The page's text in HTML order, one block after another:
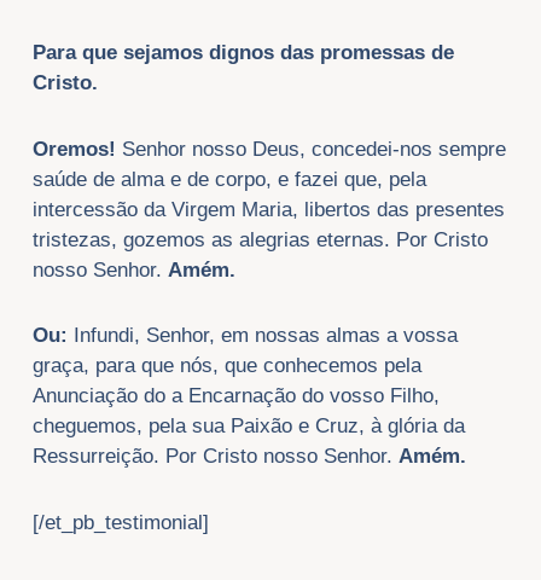
Para que sejamos dignos das promessas de
Cristo.
Oremos! Senhor nosso Deus, concedei-nos sempre
saúde de alma e de corpo, e fazei que, pela
intercessão da Virgem Maria, libertos das presentes
tristezas, gozemos as alegrias eternas. Por Cristo
nosso Senhor. Amém.
Ou:
Infundi, Senhor, em nossas almas a vossa
graça, para que nós, que conhecemos pela
Anunciação do a Encarnação do vosso Filho,
cheguemos, pela sua Paixão e Cruz, à glória da
Ressurreição. Por Cristo nosso Senhor. Amém.
[/et_pb_testimonial]